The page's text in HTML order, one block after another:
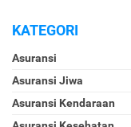
KATEGORI
Asuransi
Asuransi Jiwa
Asuransi Kendaraan